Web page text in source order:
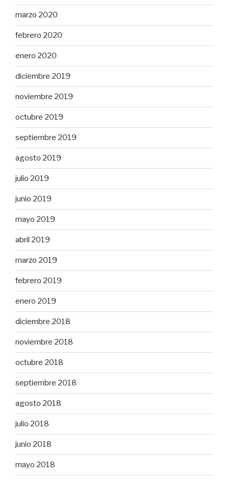
marzo 2020
febrero 2020
enero 2020
diciembre 2019
noviembre 2019
octubre 2019
septiembre 2019
agosto 2019
julio 2019
junio 2019
mayo 2019
abril 2019
marzo 2019
febrero 2019
enero 2019
diciembre 2018
noviembre 2018
octubre 2018
septiembre 2018
agosto 2018
julio 2018
junio 2018
mayo 2018